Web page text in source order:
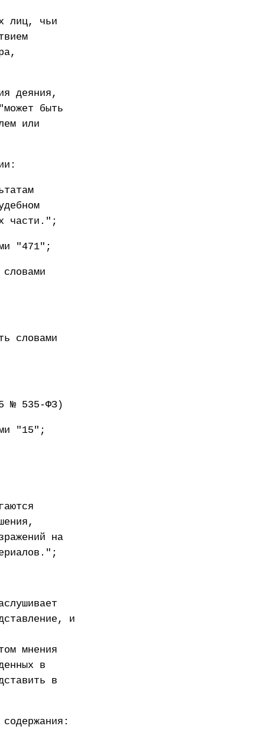
лиц, чьи
деяния,
быть
или
части.";
"471";
словами
№ 535-ФЗ)
"15";
на
и
мнения
в
в